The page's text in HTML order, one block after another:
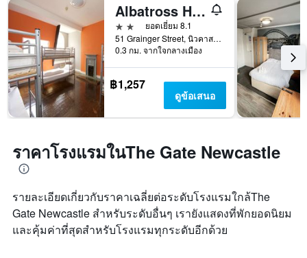
Albatross Hostel
2 ดาว
ยอดเยี่ยม 8.1
51 Grainger Street, นิวคาสเซิลอะพอนไทน์, สหราชอาณาจักร
0.3 กม. จากใจกลางเมือง
฿1,257
ดูข้อเสนอ
ราคาโรงแรมในThe Gate Newcastle
รายละเอียดเกี่ยวกับราคาเฉลี่ยต่อระดับโรงแรมใกล้The
Gate Newcastle สำหรับระดับอื่นๆ เรายังแสดงที่พักยอดนิยม
และคุ้มค่าที่สุดสำหรับโรงแรมทุกระดับอีกด้วย